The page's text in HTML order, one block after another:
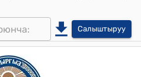
Салыштыруу